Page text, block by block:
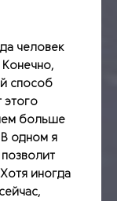
человек
Конечно,
способ
этого
больше
одном я
иногда